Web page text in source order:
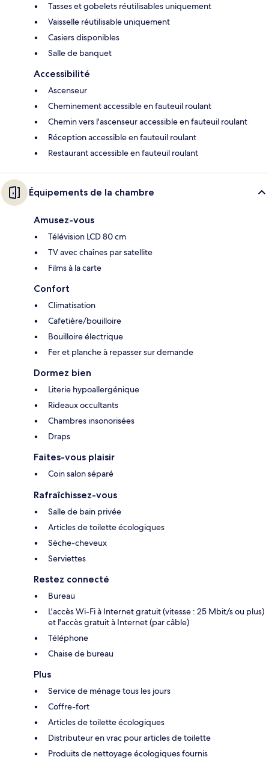
Tasses et gobelets réutilisables uniquement
Vaisselle réutilisable uniquement
Casiers disponibles
Salle de banquet
Accessibilité
Ascenseur
Cheminement accessible en fauteuil roulant
Chemin vers l'ascenseur accessible en fauteuil roulant
Réception accessible en fauteuil roulant
Restaurant accessible en fauteuil roulant
Équipements de la chambre
Amusez-vous
Télévision LCD 80 cm
TV avec chaînes par satellite
Films à la carte
Confort
Climatisation
Cafetière/bouilloire
Bouilloire électrique
Fer et planche à repasser sur demande
Dormez bien
Literie hypoallergénique
Rideaux occultants
Chambres insonorisées
Draps
Faites-vous plaisir
Coin salon séparé
Rafraîchissez-vous
Salle de bain privée
Articles de toilette écologiques
Sèche-cheveux
Serviettes
Restez connecté
Bureau
L'accès Wi-Fi à Internet gratuit (vitesse : 25 Mbit/s ou plus)
et l'accès gratuit à Internet (par câble)
Téléphone
Chaise de bureau
Plus
Service de ménage tous les jours
Coffre-fort
Articles de toilette écologiques
Distributeur en vrac pour articles de toilette
Produits de nettoyage écologiques fournis